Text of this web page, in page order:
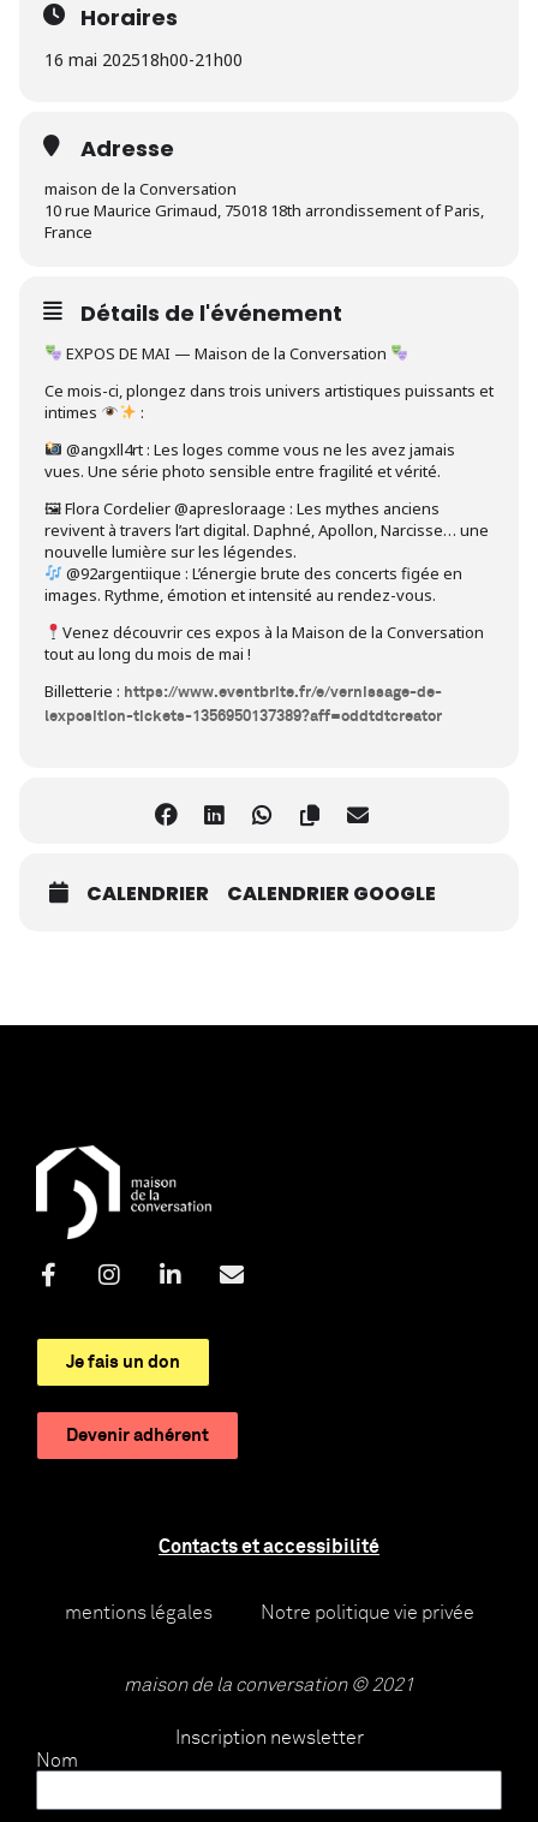
Horaires
16 mai 202518h00-21h00
Adresse
maison de la Conversation
10 rue Maurice Grimaud, 75018 18th arrondissement of Paris,
France
Détails de l'événement
EXPOS DE MAI — Maison de la Conversation
Ce mois-ci, plongez dans trois univers artistiques puissants et
intimes
:
@angxll4rt : Les loges comme vous ne les avez jamais
vues. Une série photo sensible entre fragilité et vérité.
🖼 Flora Cordelier @apresloraage : Les mythes anciens
revivent à travers l’art digital. Daphné, Apollon, Narcisse… une
nouvelle lumière sur les légendes.
@92argentiique : L’énergie brute des concerts figée en
images. Rythme, émotion et intensité au rendez-vous.
Venez découvrir ces expos à la Maison de la Conversation
tout au long du mois de mai !
Billetterie : https://www.eventbrite.fr/e/vernissage-de-
lexposition-tickets-1356950137389?aff=oddtdtcreator
CALENDRIER CALENDRIER GOOGLE
Je fais un don
Devenir adhérent
Contacts et accessibilité
mentions légales Notre politique vie privée
maison de la conversation © 2021
Inscription newsletter
Nom